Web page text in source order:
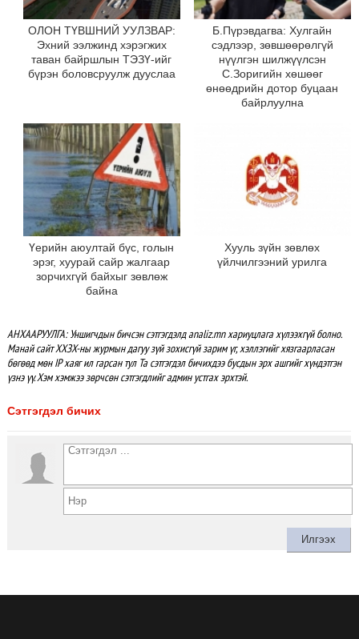
ОЛОН ТҮВШНИЙ УУЛЗВАР:
Эхний ээлжинд хэрэгжих
таван байршлын ТЭЗҮ-ийг
бүрэн боловсруулж дууслаа
Б.Пүрэвдагва: Хулгайн
сэдлээр, зөвшөөрөлгүй
нүүлгэн шилжүүлсэн
С.Зоригийн хөшөөг
өнөөдрийн дотор буцаан
байрлуулна
Үерийн аюултай бүс, голын
эрэг, хуурай сайр жалгаар
зорчихгүй байхыг зөвлөж
байна
Хууль зүйн зөвлөх
үйлчилгээний урилга
АНХААРУУЛГА: Уншигчдын бичсэн сэтгэгдэлд analiz.mn хариуцлага хүлээхгүй болно.
Манай сайт ХХЗХ-ны журмын дагуу зүй зохисгүй зарим үг, хэллэгийг хязгаарласан
бөгөөд мөн IP хаяг ил гарсан тул Та сэтгэгдэл бичихдээ бусдын эрх ашгийг хүндэтгэн
үзнэ үү. Хэм хэмжээ зөрчсөн сэтгэгдлийг админ устгах эрхтэй.
Сэтгэгдэл бичих